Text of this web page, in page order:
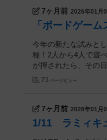
7ヶ月前 2026年01月
「ボードゲー
今年の新たな試みと
種！2人から4人で遊
が押されたら、その
71 ページビュー
7ヶ月前 2026年01月
1/11 ラミィキ